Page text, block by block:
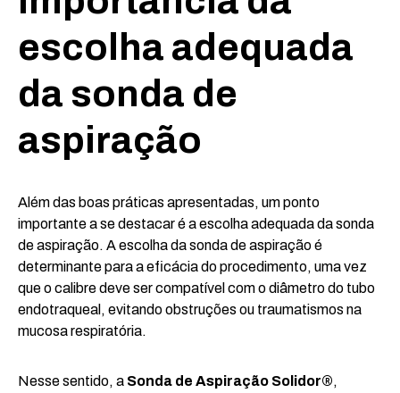
escolha adequada
da sonda de
aspiração
Além das boas práticas apresentadas, um ponto
importante a se destacar é a escolha adequada da sonda
de aspiração. A escolha da sonda de aspiração é
determinante para a eficácia do procedimento, uma vez
que o calibre deve ser compatível com o diâmetro do tubo
endotraqueal, evitando obstruções ou traumatismos na
mucosa respiratória.
Nesse sentido, a Sonda de Aspiração Solidor®,